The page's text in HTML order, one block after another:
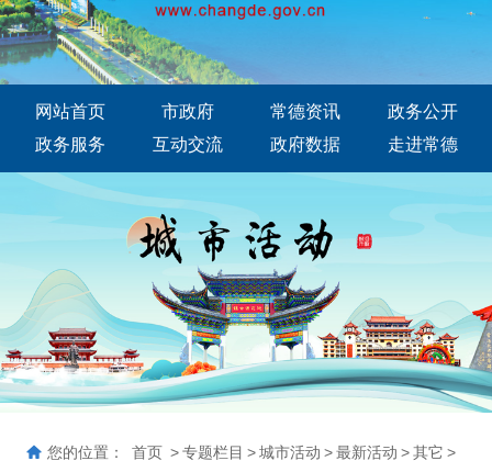
网站首页 市政府 常德资讯
政务公开
政务服务
互动交流 政府数据 走进常德
您的位置： 首页 > 专题栏目 > 城市活动 > 最新活动 > 其它 >